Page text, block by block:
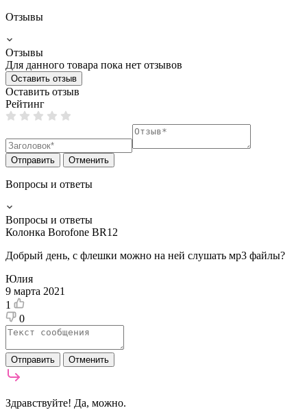
Отзывы
Отзывы
Для данного товара пока нет отзывов
Оставить отзыв
Оставить отзыв
Рейтинг
Отправить Отменить
Вопросы и ответы
Вопросы и ответы
Колонка Borofone BR12
Добрый день, с флешки можно на ней слушать мр3 файлы?
Юлия
9 марта 2021
1
0
Отправить Отменить
Здравствуйте! Да, можно.